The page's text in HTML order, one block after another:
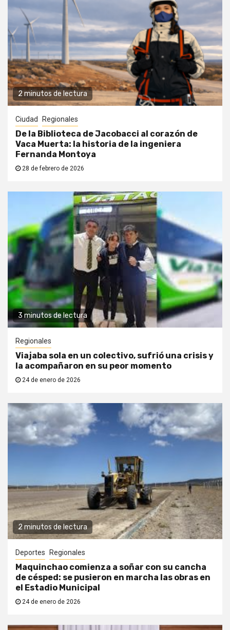
2 minutos de lectura
Ciudad Regionales
De la Biblioteca de Jacobacci al corazón de
Vaca Muerta: la historia de la ingeniera
Fernanda Montoya
28 de febrero de 2026
3 minutos de lectura
Regionales
Viajaba sola en un colectivo, sufrió una crisis y
la acompañaron en su peor momento
24 de enero de 2026
2 minutos de lectura
Deportes Regionales
Maquinchao comienza a soñar con su cancha
de césped: se pusieron en marcha las obras en
el Estadio Municipal
24 de enero de 2026